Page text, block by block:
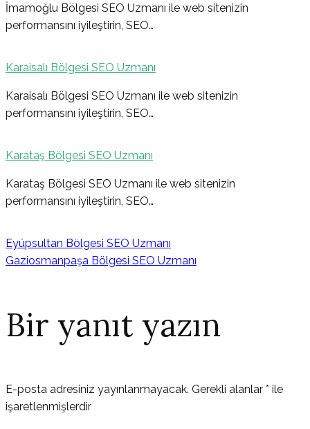
İmamoğlu Bölgesi SEO Uzmanı ile web sitenizin
performansını iyileştirin, SEO…
Karaisalı Bölgesi SEO Uzmanı
Karaisalı Bölgesi SEO Uzmanı ile web sitenizin
performansını iyileştirin, SEO…
Karataş Bölgesi SEO Uzmanı
Karataş Bölgesi SEO Uzmanı ile web sitenizin
performansını iyileştirin, SEO…
Eyüpsultan Bölgesi SEO Uzmanı
Gaziosmanpaşa Bölgesi SEO Uzmanı
Bir yanıt yazın
E-posta adresiniz yayınlanmayacak. Gerekli alanlar * ile
işaretlenmişlerdir